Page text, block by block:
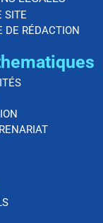
SITE
DE RÉDACTION